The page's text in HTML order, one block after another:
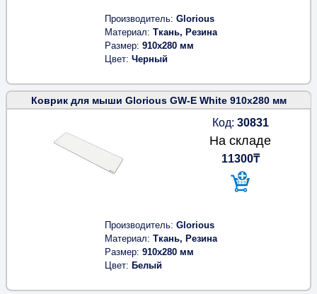
Производитель Glorious
Материал Ткань, Резина
Размер 910x280 мм
Цвет Черный
Коврик для мыши Glorious GW-E White 910x280 мм
Код: 30831
На складе
11300₸
Производитель Glorious
Материал Ткань, Резина
Размер 910x280 мм
Цвет
Белый